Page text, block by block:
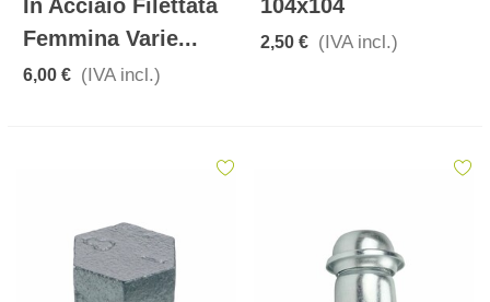
In Acciaio Filettata
Femmina Varie...
6,00 € (IVA incl.)
104x104
2,50 € (IVA incl.)